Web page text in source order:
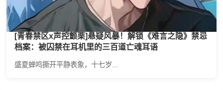
[青春禁区x声控颤栗]悬疑风暴！解锁《难言之隐》禁忌
档案：被囚禁在耳机里的三百道亡魂耳语
盛夏蝉鸣撕开平静表象，十七岁...